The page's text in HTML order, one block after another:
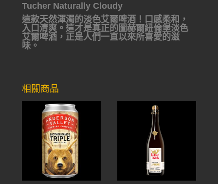
Tucher Naturally Cloudy
這款天然渾濁的淡色艾爾啤酒！口感柔和，
入口清爽。這才是真正的圖赫爾紐倫堡淡色
艾爾啤酒，正是人們一直以來所喜愛的滋
味。
相關商品